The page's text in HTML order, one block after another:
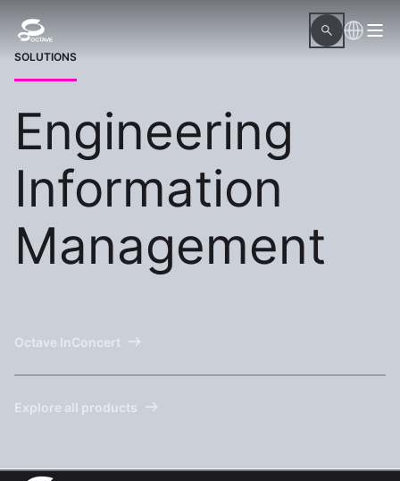
SOLUTIONS
Engineering
Information
Management
Octave InConcert
Explore all products